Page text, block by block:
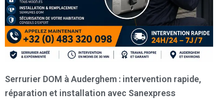
Serrurier DOM à Auderghem : intervention rapide,
réparation et installation avec Sanexpress